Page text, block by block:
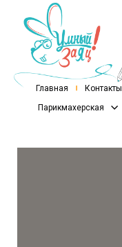
Главная Контакты
Парикмахерская